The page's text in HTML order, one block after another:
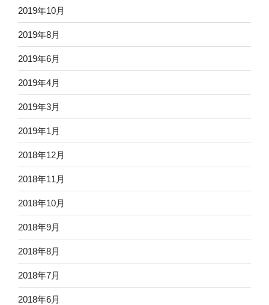
2019年10月
2019年8月
2019年6月
2019年4月
2019年3月
2019年1月
2018年12月
2018年11月
2018年10月
2018年9月
2018年8月
2018年7月
2018年6月